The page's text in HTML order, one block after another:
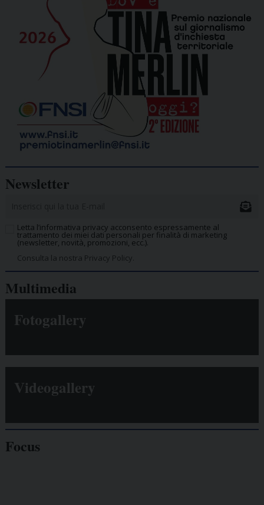
Newsletter
Letta l’informativa privacy acconsento espressamente al
trattamento dei miei dati personali per finalità di marketing
(newsletter, novità, promozioni, ecc.).
Consulta la nostra Privacy Policy.
Multimedia
Fotogallery
Videogallery
Focus